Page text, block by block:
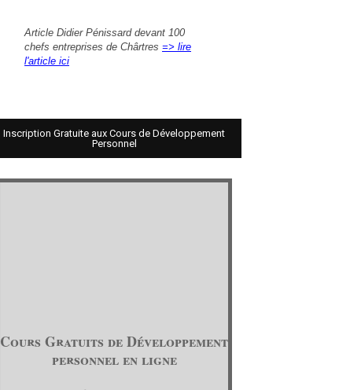
Article Didier Pénissard devant 100
chefs entreprises de Chârtres => lire
l'article ici
Inscription Gratuite aux Cours de Développement
Personnel
Cours Gratuits de Développement
personnel en ligne